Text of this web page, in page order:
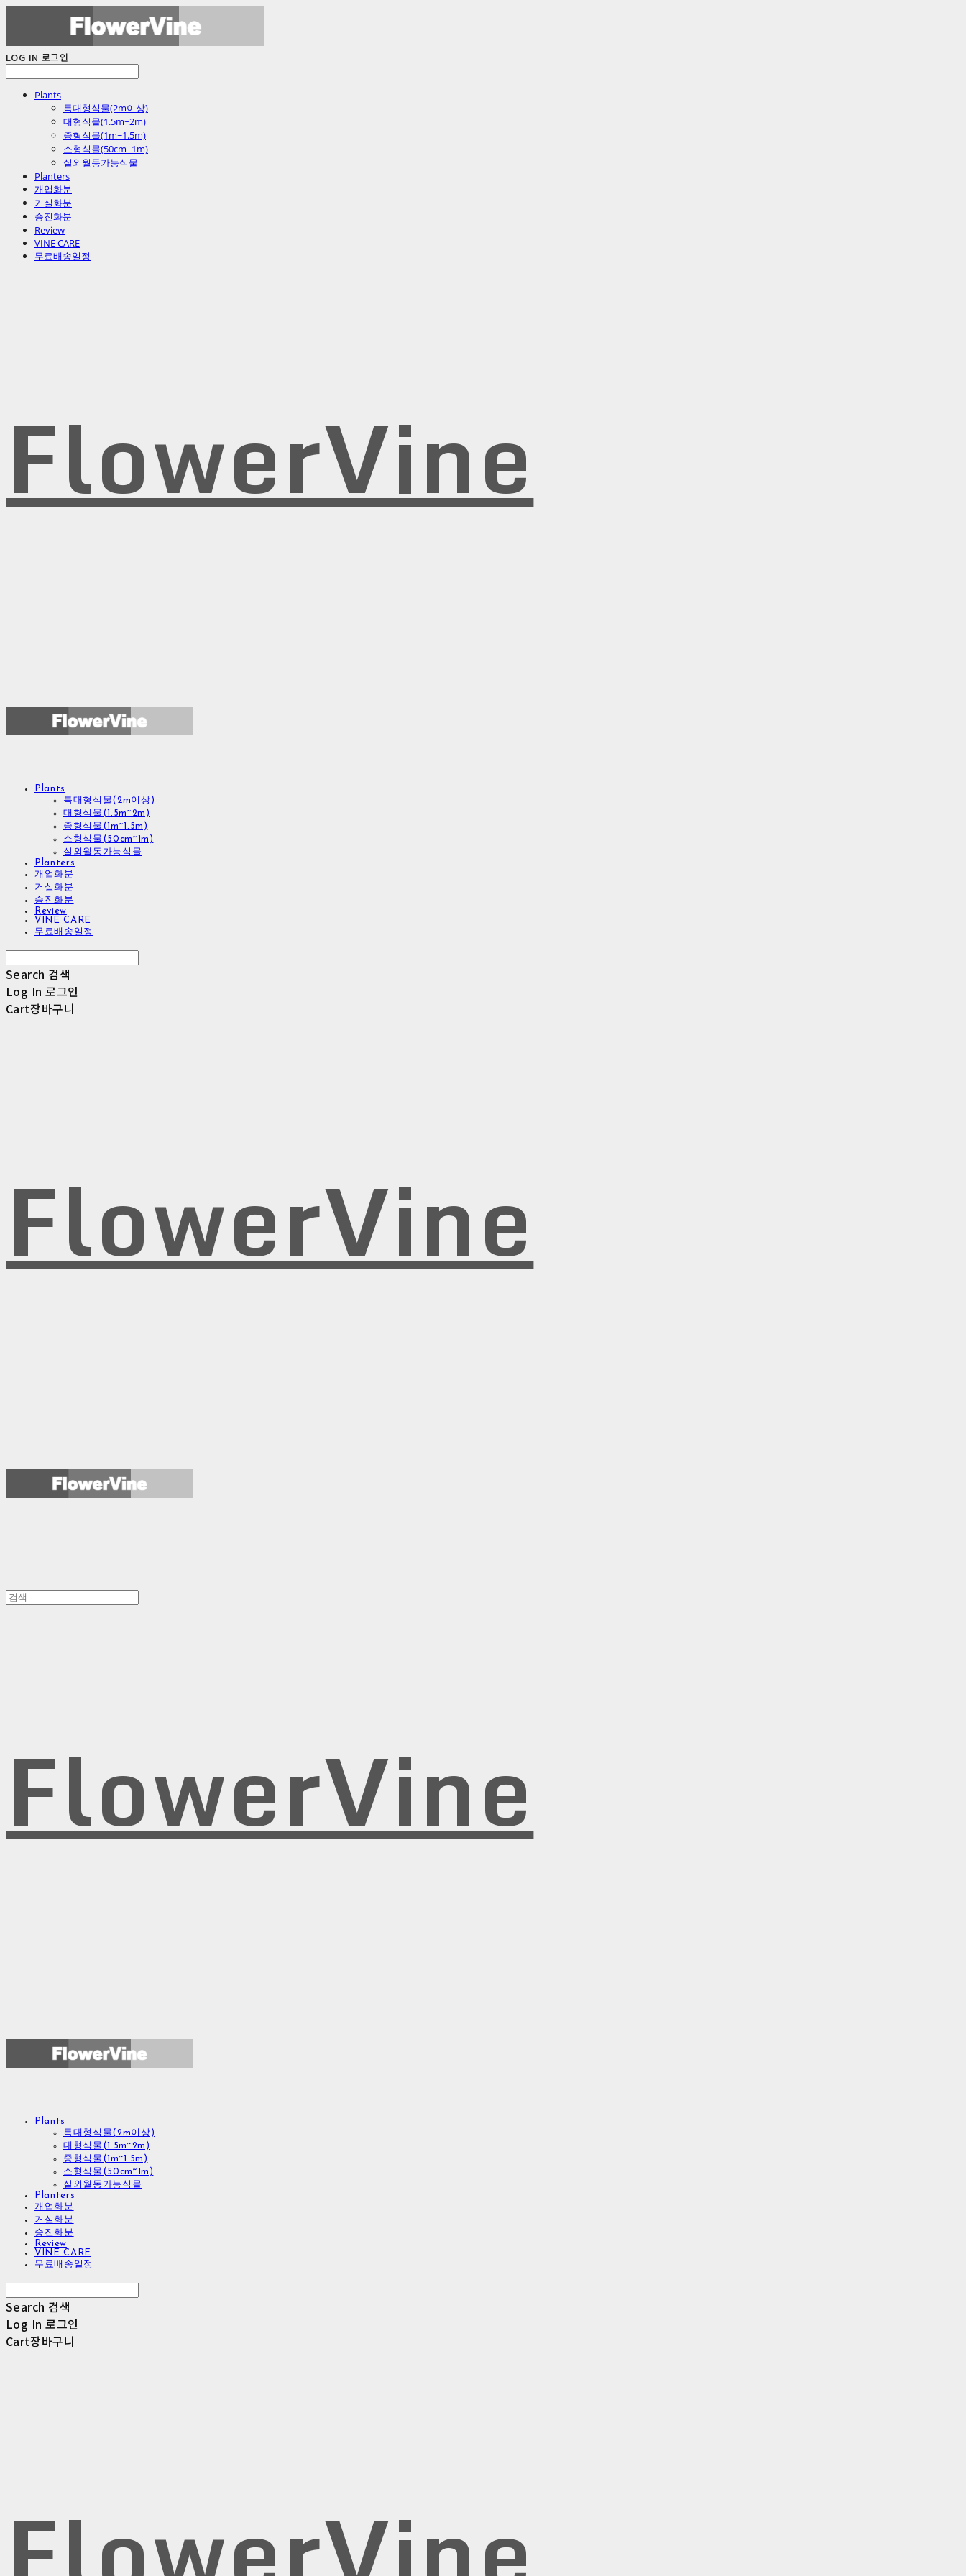
LOG IN 로그인
Plants
특대형식물(2m이상)
대형식물(1.5m~2m)
중형식물(1m~1.5m)
소형식물(50cm~1m)
실외월동가능식물
Planters
개업화분
거실화분
승진화분
Review
VINE CARE
무료배송일정
FlowerVine
Plants
특대형식물(2m이상)
대형식물(1.5m~2m)
중형식물(1m~1.5m)
소형식물(50cm~1m)
실외월동가능식물
Planters
개업화분
거실화분
승진화분
Review
VINE CARE
무료배송일정
Search 검색
Log In 로그인
Cart장바구니
FlowerVine
FlowerVine
Plants
특대형식물(2m이상)
대형식물(1.5m~2m)
중형식물(1m~1.5m)
소형식물(50cm~1m)
실외월동가능식물
Planters
개업화분
거실화분
승진화분
Review
VINE CARE
무료배송일정
Search 검색
Log In 로그인
Cart장바구니